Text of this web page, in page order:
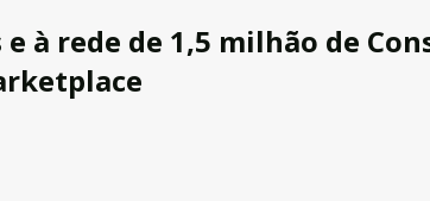
à rede de 1,5 milhão de